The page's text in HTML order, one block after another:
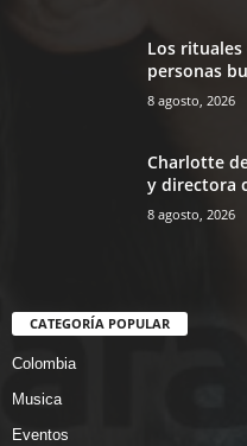
Los rituales
personas
8 agosto, 2026
Charlotte
y directora
8 agosto, 2026
CATEGORÍA POPULAR
Colombia
Musica
Eventos